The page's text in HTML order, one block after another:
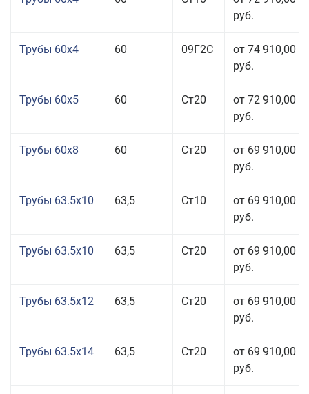
руб.
Трубы 60x4 60 09Г2С
от 74 910,00
руб.
Трубы 60x5 60 Ст20
от 72 910,00
руб.
Трубы 60x8 60 Ст20
от 69 910,00
руб.
Трубы 63.5x10 63,5 Ст10
от 69 910,00
руб.
Трубы 63.5x10 63,5 Ст20
от 69 910,00
руб.
Трубы 63.5x12 63,5 Ст20
от 69 910,00
руб.
Трубы 63.5x14 63,5 Ст20
от 69 910,00
руб.